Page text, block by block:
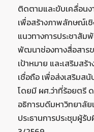
ติดตามและขับเคลื่อน
เพื่อสร้างภาพลักษณ์เ
แนวทางการประชาสั
พัฒนาช่องทางสื่อสาร
เป้าหมาย และเสริมส
เชื่อถือ เพื่อส่งเสริม
โดยมี ผศ.ว่าที่ร้อยตรี
อธิการบดีมหาวิทยาลั
ประธานการประชุมผู้รั